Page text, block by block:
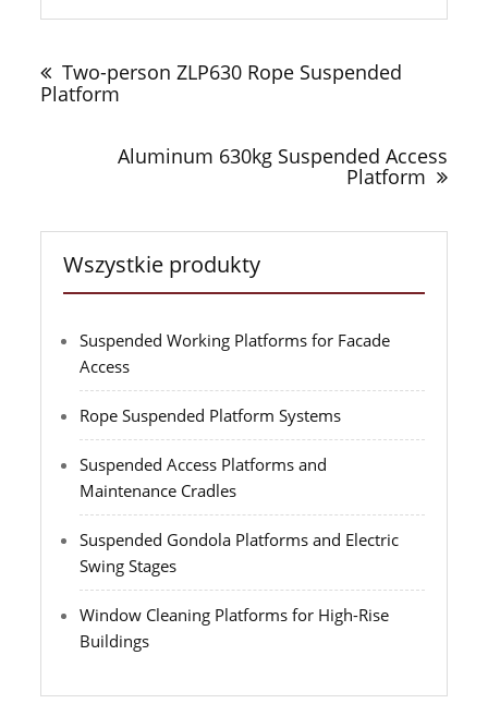
Two-person ZLP630 Rope Suspended
Platform
Aluminum 630kg Suspended Access
Platform
Wszystkie produkty
Suspended Working Platforms for Facade
Access
Rope Suspended Platform Systems
Suspended Access Platforms and
Maintenance Cradles
Suspended Gondola Platforms and Electric
Swing Stages
Window Cleaning Platforms for High-Rise
Buildings